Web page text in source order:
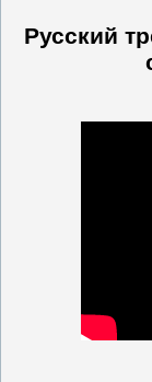
Русский